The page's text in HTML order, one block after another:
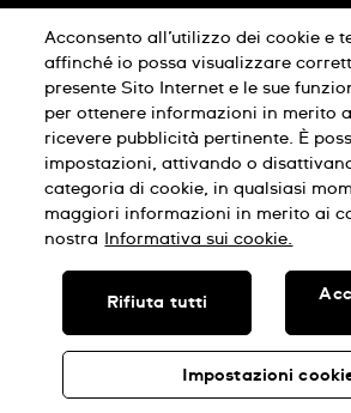
Condizioni di vendita
Diritto di recesso
Informativa sulla privacy
Condizioni di utilizzo
SWISS MADE
© SWATCH AG 2026, TUTTI I DIRITTI
Acconsento all’utilizzo dei cookie e
affinché io possa visualizzare
presente Sito Internet e le sue
per ottenere informazioni in merito
ricevere pubblicità pertinente. È
impostazioni, attivando o
categoria di cookie, in qualsiasi
maggiori informazioni in merito ai
nostra
Informativa sui cookie.
Impostazioni
Rifiuta tutti